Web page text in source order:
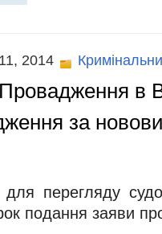
2014
в
за
для перегляду
подання заяви